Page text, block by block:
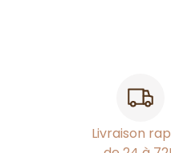
Livraison